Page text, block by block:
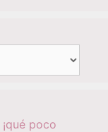
poco